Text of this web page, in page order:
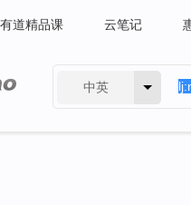
有道精品课 云笔记
中英